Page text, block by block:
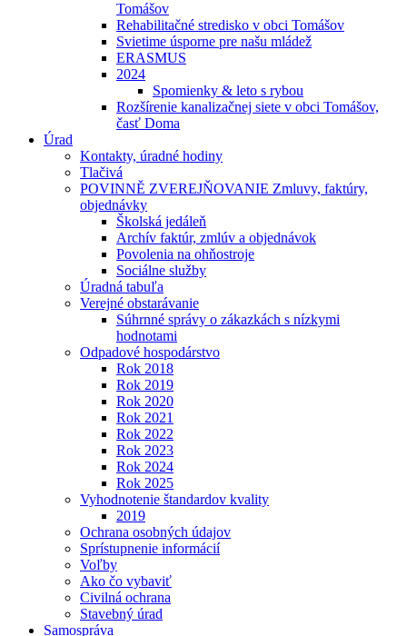
Tomášov
Rehabilitačné stredisko v obci Tomášov
Svietime úsporne pre našu mládež
ERASMUS
2024
Spomienky & leto s rybou
Rozšírenie kanalizačnej siete v obci Tomášov,
časť Doma
Úrad
Kontakty, úradné hodiny
Tlačivá
POVINNĚ ZVEREJŇOVANIE Zmluvy, faktúry,
objednávky
Školská jedáleň
Archív faktúr, zmlúv a objednávok
Povolenia na ohňostroje
Sociálne služby
Úradná tabuľa
Verejné obstarávanie
Súhrnné správy o zákazkách s nízkymi
hodnotami
Odpadové hospodárstvo
Rok 2018
Rok 2019
Rok 2020
Rok 2021
Rok 2022
Rok 2023
Rok 2024
Rok 2025
Vyhodnotenie štandardov kvality
2019
Ochrana osobných údajov
Sprístupnenie informácií
Voľby
Ako čo vybaviť
Civilná ochrana
Stavebný úrad
Samospráva